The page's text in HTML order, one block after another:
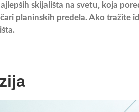
skijališta na svetu, koja
planinskih predela. Ako tražite